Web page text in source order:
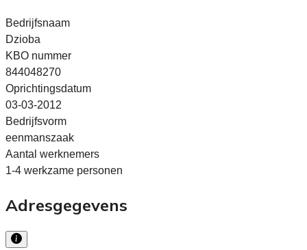
Bedrijfsnaam
Dzioba
KBO nummer
844048270
Oprichtingsdatum
03-03-2012
Bedrijfsvorm
eenmanszaak
Aantal werknemers
1-4 werkzame personen
Adresgegevens